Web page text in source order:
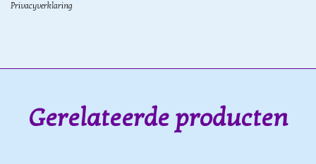
Privacyverklaring
Gerelateerde producten